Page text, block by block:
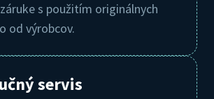
s použitím originálnych
od výrobcov.
servis